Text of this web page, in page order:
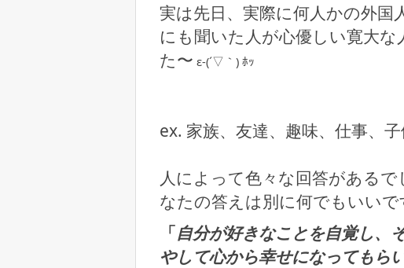
実は先日、実際に何人かの外
にも聞いた人が心優しい寛大
た〜 ε-(´▽｀) ﾎｯ
ex. 家族、友達、趣味、仕事、
人によって色々な回答がある
なたの答えは別に何でもいいで
「自分が好きなことを自覚し、
やして心から幸せになってもら